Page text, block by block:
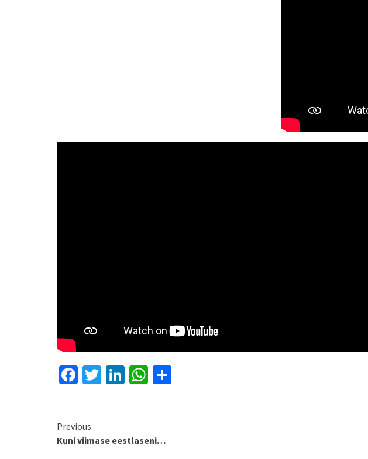
Facebook
Twitter
LinkedIn
WhatsApp
Continue
Reading
Previous
Kuni viimase eestlaseni…